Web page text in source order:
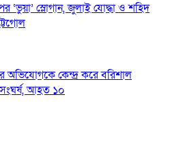
‘ভুয়া’ স্লোগান, জুলাই যোদ্ধা ও শহিদ
অভিযোগকে কেন্দ্র করে বরিশাল
সংঘর্ষ, আহত ১০